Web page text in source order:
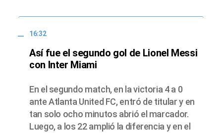
16:32
Así fue el segundo gol de Lionel Messi
con Inter Miami
En el segundo match, en la victoria 4 a 0
ante Atlanta United FC, entró de titular y en
tan solo ocho minutos abrió el marcador.
Luego, a los 22 amplió la diferencia y en el